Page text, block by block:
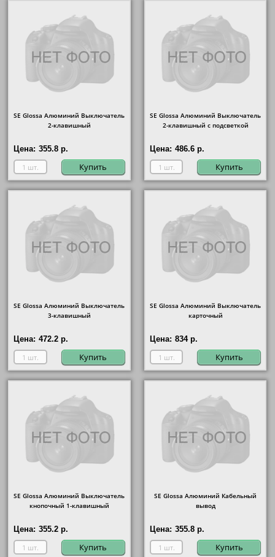
SE Glossa Алюминий Выключатель
2-клавишный
Цена: 355.8 р.
Купить
SE Glossa Алюминий Выключатель
2-клавишный с подсветкой
Цена: 486.6 р.
Купить
SE Glossa Алюминий Выключатель
3-клавишный
Цена: 472.2 р.
Купить
SE Glossa Алюминий Выключатель
карточный
Цена: 834 р.
Купить
SE Glossa Алюминий Выключатель
кнопочный 1-клавишный
Цена: 355.2 р.
Купить
SE Glossa Алюминий Кабельный
вывод
Цена: 355.8 р.
Купить